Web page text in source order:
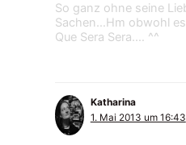
So ganz ohne seine
Sachen…Hm obwohl
Que Sera Sera.… ^^
Katharina
1. Mai 2013 um 16:43